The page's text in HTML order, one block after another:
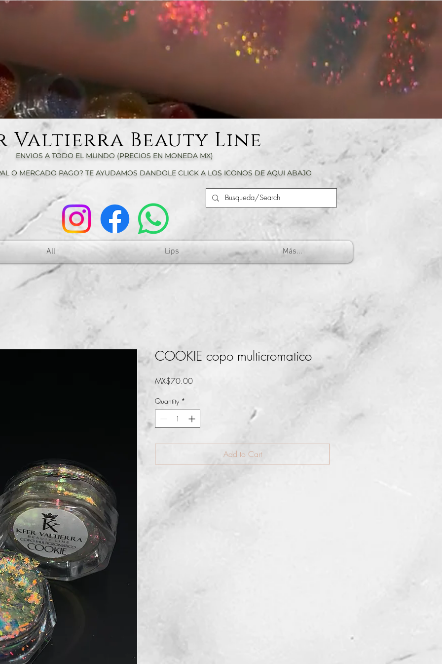
Valtierra Beauty Line
ENVIOS A TODO EL MUNDO (PRECIOS EN MONEDA MX)
O MERCADO PAGO? TE AYUDAMOS DANDOLE CLICK A LOS ICONOS DE AQUI ABAJO
All Lips Más...
COOKIE copo multicromatico
MX$70.00Price
Quantity *
Add to Cart